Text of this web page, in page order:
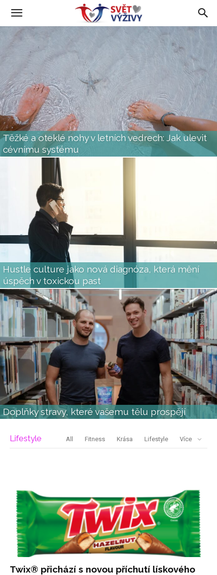
Těžké a oteklé nohy v letních vedrech: Jak ulevit
cévnímu systému
Hustle culture jako nová diagnóza, která mění
úspěch v toxickou past
Doplňky stravy, které vašemu tělu prospějí
Lifestyle All Fitness Krása Lifestyle Více
Twix® přichází s novou příchutí lískového